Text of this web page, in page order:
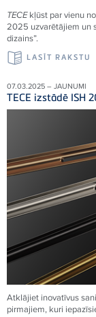
TECEkļūst par vienu
2025 uzvarētājiem un
dizains”.
LASĪT RAKSTU
07.03.2025 – JAUNUMI
TECE izstādē ISH
Atklājiet inovatīvus
pirmajiem, kuri